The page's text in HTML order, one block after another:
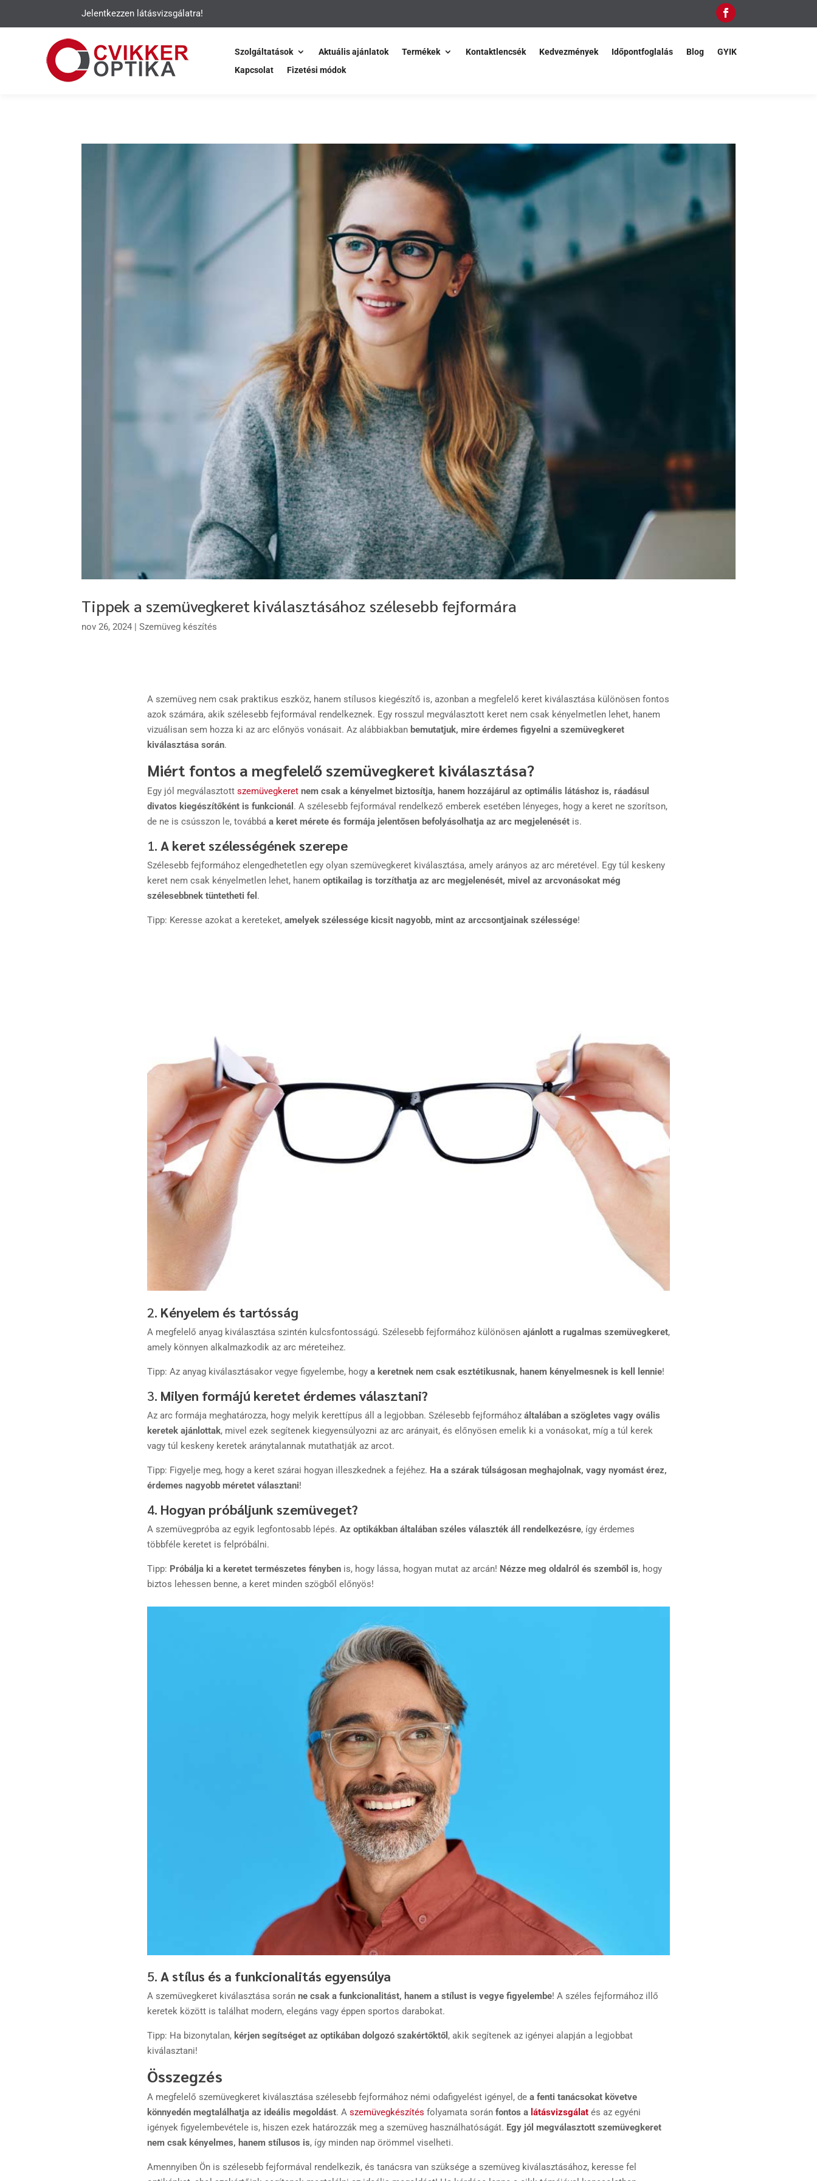
Jelentkezzen látásvizsgálatra!
Szolgáltatások Aktuális ajánlatok Termékek Kontaktlencsék Kedvezmények Időpontfoglalás Blog
GYIK
Kapcsolat
Fizetési módok
Tippek a szemüvegkeret kiválasztásához szélesebb fejformára
nov 26, 2024 |Szemüveg készítés
A szemüveg nem csak praktikus eszköz, hanem stílusos kiegészítő is, azonban a megfelelő keret kiválasztása különösen fontos
azok számára, akik szélesebb fejformával rendelkeznek. Egy rosszul megválasztott keret nem csak kényelmetlen lehet, hanem
vizuálisan sem hozza ki az arc előnyös vonásait. Az alábbiakban bemutatjuk, mire érdemes figyelni a szemüvegkeret
kiválasztása során.
Miért fontos a megfelelő szemüvegkeret kiválasztása?
Egy jól megválasztott szemüvegkeret nem csak a kényelmet biztosítja, hanem hozzájárul az optimális látáshoz is, ráadásul
divatos kiegészítőként is funkcionál . A szélesebb fejformával rendelkező emberek esetében lényeges, hogy a keret ne szorítson,
de ne is csússzon le, továbbá a keret mérete és formája jelentősen befolyásolhatja az arc megjelenését is.
1. A keret szélességének szerepe
Szélesebb fejformához elengedhetetlen egy olyan szemüvegkeret kiválasztása, amely arányos az arc méretével. Egy túl keskeny
keret nem csak kényelmetlen lehet, hanem optikailag is torzíthatja az arc megjelenését, mivel az arcvonásokat még
szélesebbnek tüntetheti fel .
Tipp: Keresse azokat a kereteket, amelyek szélessége kicsit nagyobb, mint az arccsontjainak szélessége!
2. Kényelem és tartósság
A megfelelő anyag kiválasztása szintén kulcsfontosságú. Szélesebb fejformához különösen ajánlott a rugalmas szemüvegkeret,
amely könnyen alkalmazkodik az arc méreteihez.
Tipp: Az anyag kiválasztásakor vegye figyelembe, hogy a keretnek nem csak esztétikusnak, hanem kényelmesnek is kell lennie!
3. Milyen formájú keretet érdemes választani?
Az arc formája meghatározza, hogy melyik kerettípus áll a legjobban. Szélesebb fejformához általában a szögletes vagy ovális
keretek ajánlottak, mivel ezek segítenek kiegyensúlyozni az arc arányait, és előnyösen emelik ki a vonásokat, míg a túl kerek
vagy túl keskeny keretek aránytalannak mutathatják az arcot.
Tipp: Figyelje meg, hogy a keret szárai hogyan illeszkednek a fejéhez. Ha a szárak túlságosan meghajolnak, vagy nyomást érez,
érdemes nagyobb méretet választani!
4. Hogyan próbáljunk szemüveget?
A szemüvegpróba az egyik legfontosabb lépés. Az optikákban általában széles választék áll rendelkezésre, így érdemes
többféle keretet is felpróbálni.
Tipp: Próbálja ki a keretet természetes fényben is, hogy lássa, hogyan mutat az arcán! Nézze meg oldalról és szemből is, hogy
biztos lehessen benne, a keret minden szögből előnyös!
5. A stílus és a funkcionalitás egyensúlya
A szemüvegkeret kiválasztása során ne csak a funkcionalitást, hanem a stílust is vegye figyelembe! A széles fejformához illő
keretek között is találhat modern, elegáns vagy éppen sportos darabokat.
Tipp: Ha bizonytalan, kérjen segítséget az optikában dolgozó szakértőktől , akik segítenek az igényei alapján a legjobbat
kiválasztani!
Összegzés
A megfelelő szemüvegkeret kiválasztása szélesebb fejformához némi odafigyelést igényel, de a fenti tanácsokat követve
könnyedén megtalálhatja az ideális megoldást. A szemüvegkészítés folyamata során fontos a látásvizsgálat és az egyéni
igények figyelembevétele is, hiszen ezek határozzák meg a szemüveg használhatóságát. Egy jól megválasztott szemüvegkeret
nem csak kényelmes, hanem stílusos is, így minden nap örömmel viselheti.
Amennyiben Ön is szélesebb fejformával rendelkezik, és tanácsra van szüksége a szemüveg kiválasztásához, keresse fel